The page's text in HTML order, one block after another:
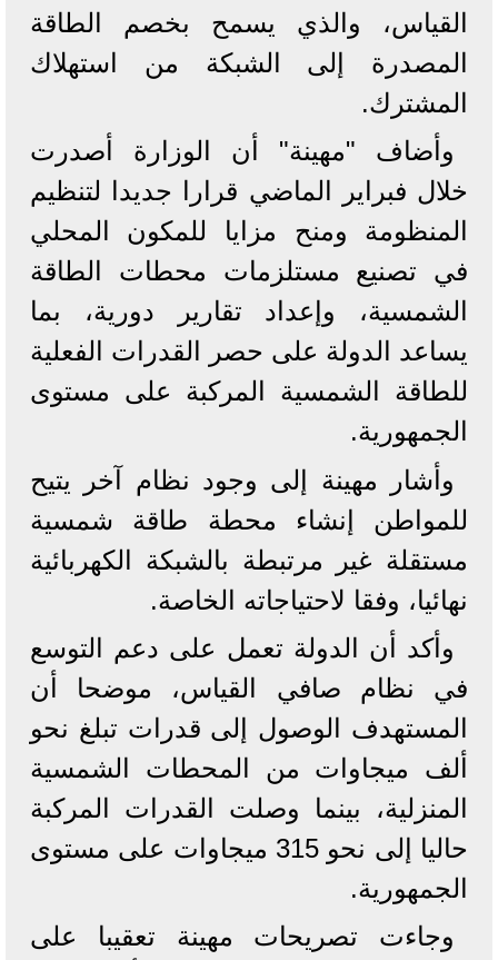
القياس، والذي يسمح بخصم الطاقة
المصدرة إلى الشبكة من استهلاك
المشترك.
وأضاف "مهينة" أن الوزارة أصدرت
خلال فبراير الماضي قرارا جديدا لتنظيم
المنظومة ومنح مزايا للمكون المحلي
في تصنيع مستلزمات محطات الطاقة
الشمسية، وإعداد تقارير دورية، بما
يساعد الدولة على حصر القدرات الفعلية
للطاقة الشمسية المركبة على مستوى
الجمهورية.
وأشار مهينة إلى وجود نظام آخر يتيح
للمواطن إنشاء محطة طاقة شمسية
مستقلة غير مرتبطة بالشبكة الكهربائية
نهائيا، وفقا لاحتياجاته الخاصة.
وأكد أن الدولة تعمل على دعم التوسع
في نظام صافي القياس، موضحا أن
المستهدف الوصول إلى قدرات تبلغ نحو
ألف ميجاوات من المحطات الشمسية
المنزلية، بينما وصلت القدرات المركبة
حاليا إلى نحو 315 ميجاوات على مستوى
الجمهورية.
وجاءت تصريحات مهينة تعقيبا على